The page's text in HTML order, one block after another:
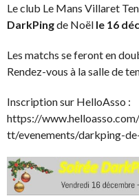
Le club Le Mans Villaret
DarkPingde Noël le 16
Les matchs se feront en
Rendez-vous à la salle de
Inscription sur HelloAsso :
https://
tt/evenements/darkping-